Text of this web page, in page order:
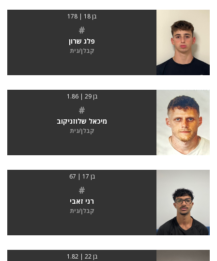
בן 18 | 178
#
פלג שרון
קבלן/נית
בן 29 | 1.86
#
מיכאל שלוזניקוב
קבלן/נית
בן 17 | 67
#
רני זאבי
קבלן/נית
בן 22 | 1.82